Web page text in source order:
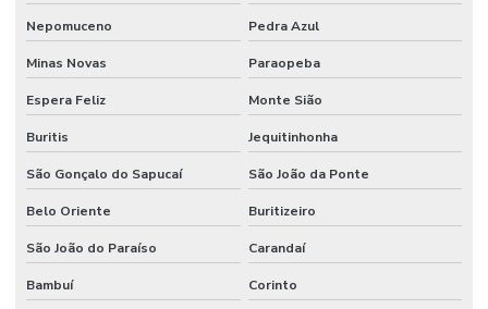
Nepomuceno Pedra Azul
Minas Novas Paraopeba
Espera Feliz Monte Sião
Buritis Jequitinhonha
São Gonçalo do Sapucaí São João da Ponte
Belo Oriente Buritizeiro
São João do Paraíso Carandaí
Bambuí Corinto